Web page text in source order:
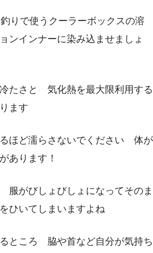
で使うクーラーボックスの溶
ンインナーに染み込ませましょ
たさと 気化熱を最大限利用する
ます
ほど濡らさないでください 体が
あります！
がびしょびしょになってそのま
ひいてしまいますよね
ところ 脇や首など自分が気持ち